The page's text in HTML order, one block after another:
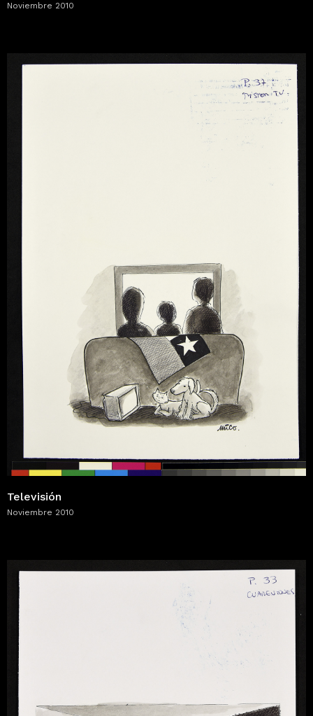
Noviembre 2010
Televisión
Noviembre 2010